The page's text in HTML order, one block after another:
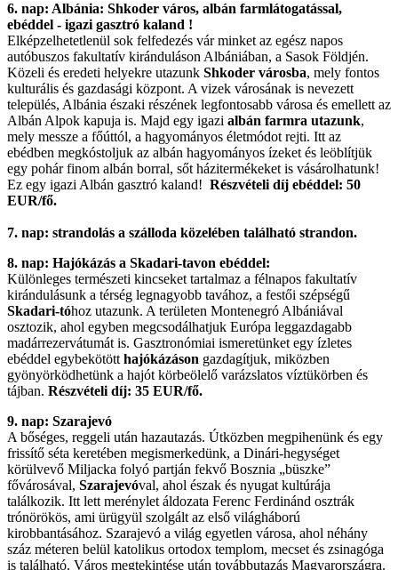
6. nap: Albánia: Shkoder város, albán farmlátogatással,
ebéddel - igazi gasztró kaland !
Elképzelhetetlenül sok felfedezés vár minket az egész napos
autóbuszos fakultatív kiránduláson Albániában, a Sasok Földjén.
Közeli és eredeti helyekre utazunk Shkoder városba, mely fontos
kulturális és gazdasági központ. A vizek városának is nevezett
település, Albánia északi részének legfontosabb városa és emellett az
Albán Alpok kapuja is. Majd egy igazi albán farmra utazunk,
mely messze a főúttól, a hagyományos életmódot rejti. Itt az
ebédben megkóstoljuk az albán hagyományos ízeket és leöblítjük
egy pohár finom albán borral, sőt házitermékeket is vásárolhatunk!
Ez egy igazi Albán gasztró kaland! Részvételi díj ebéddel: 50
EUR/fő.
7. nap: strandolás a szálloda közelében található strandon.
8. nap: Hajókázás a Skadari-tavon ebéddel:
Különleges természeti kincseket tartalmaz a félnapos fakultatív
kirándulásunk a térség legnagyobb tavához, a festői szépségű
Skadari-tóhoz utazunk. A területen Montenegró Albániával
osztozik, ahol egyben megcsodálhatjuk Európa leggazdagabb
madárrezervátumát is. Gasztronómiai ismeretünket egy ízletes
ebéddel egybekötötthajókázáson gazdagítjuk, miközben
gyönyörködhetünk a hajót körbeölelő varázslatos víztükörben és
tájban. Részvételi díj: 35 EUR/fő.
9. nap: Szarajevó
A bőséges, reggeli után hazautazás. Útközben megpihenünk és egy
frissítő séta keretében megismerkedünk, a Dinári-hegységet
körülvevő Miljacka folyó partján fekvő Bosznia „büszke”
fővárosával, Szarajevóval, ahol észak és nyugat kultúrája
találkozik. Itt lett merénylet áldozata Ferenc Ferdinánd osztrák
trónörökös, ami ürügyül szolgált az első világháború
kirobbantásához. Szarajevó a világ egyetlen városa, ahol néhány
száz méteren belül katolikus ortodox templom, mecset és zsinagóga
is található. Város megtekintése után továbbutazás Magyarországra.